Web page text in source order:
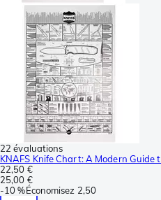
22 évaluations
KNAFS Knife Chart: A Modern Guide
22,50 €
25,00 €
-10 %Économisez 2,50